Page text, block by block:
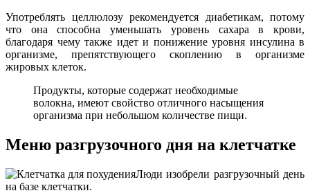
Употреблять целлюлозу рекомендуется диабетикам, потому
что она способна уменьшать уровень сахара в крови,
благодаря чему также идет и понижение уровня инсулина в
организме, препятствующего скоплению в организме
жировых клеток.
Продукты, которые содержат необходимые
волокна, имеют свойство отличного насыщения
организма при небольшом количестве пищи.
Меню разгрузочного дня на клетчатке
Люди изобрели разгрузочный день
на базе клетчатки.